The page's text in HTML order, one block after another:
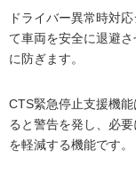
ドライバー異常時対
て車両を安全に退避
に防ぎます。
CTS緊急停止支援機
ると警告を発し、必
を軽減する機能です。